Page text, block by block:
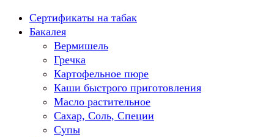
Перейти
содержанию
Сертификаты на табак
Бакалея
Вермишель
Гречка
Картофельное пюре
Каши быстрого приготовления
Масло растительное
Сахар, Соль, Специи
Супы